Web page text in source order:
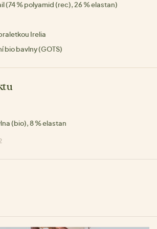
(74 % polyamid (rec), 26 % elastan)
Irelia
bio bavlny (GOTS)
(bio), 8 % elastan